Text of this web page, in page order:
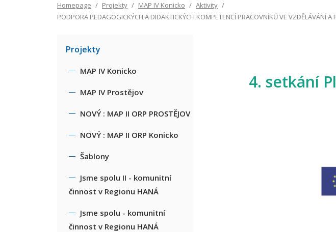
Homepage Projekty MAP IV Konicko
Aktivity
PODPORA PEDAGOGICKÝCH A DIDAKTICKÝCH KOMPETENCÍ PRACOVNÍKŮ VE VZDĚLÁVÁNÍ
4. setkání
Projekty
MAP IV Konicko
MAP IV Prostějov
NOVÝ : MAP II ORP PROSTĚJOV
NOVÝ : MAP II ORP Konicko
Šablony
Jsme spolu II - komunitní
činnost v Regionu HANÁ
Jsme spolu - komunitní
činnost v Regionu HANÁ